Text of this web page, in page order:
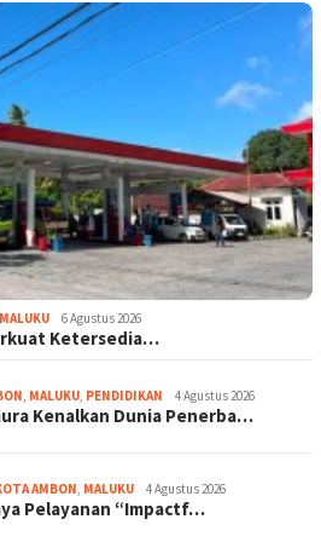
MALUKU 6 Agustus 2026
Ketersedia…
MALUKU PENDIDIKAN 4 Agustus 2026
Kenalkan Dunia Penerba…
AMBON MALUKU 4 Agustus 2026
Pelayanan “Impactf…